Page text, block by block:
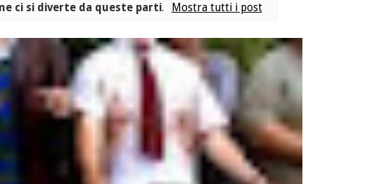
ci si diverte da queste parti. Mostra tutti i post